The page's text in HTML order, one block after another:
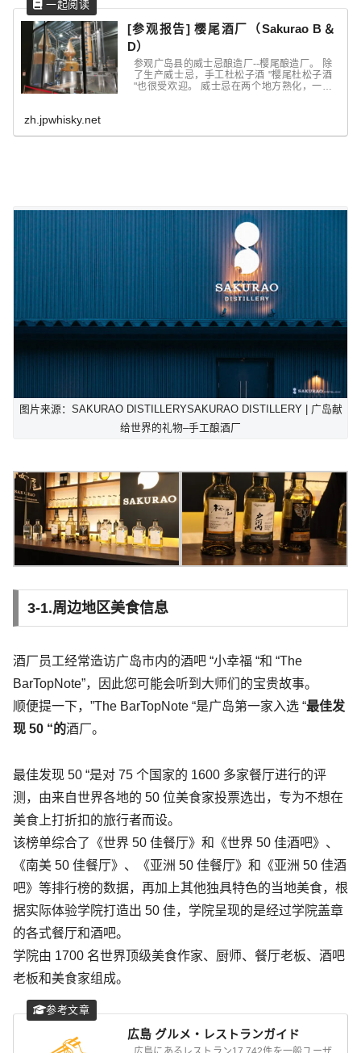
[参观报告] 樱尾酒厂（Sakurao B＆
D）
参观广岛县的威士忌酿造厂--樱尾酿造厂。 除
了生产威士忌，手工杜松子酒 "樱尾杜松子酒
"也很受欢迎。 威士忌在两个地方熟化，一个
zh.jpwhisky.net
图片来源：SAKURAO DISTILLERYSAKURAO DISTILLERY | 广岛献
给世界的礼物–手工酿酒厂
3-1.周边地区美食信息
酒厂员工经常造访广岛市内的酒吧 “小幸福 “和 “The
BarTopNote”，因此您可能会听到大师们的宝贵故事。
顺便提一下，”The BarTopNote “是广岛第一家入选 “最佳发
现 50 “的酒厂。
最佳发现 50 “是对 75 个国家的 1600 多家餐厅进行的评
测，由来自世界各地的 50 位美食家投票选出，专为不想在
美食上打折扣的旅行者而设。
该榜单综合了《世界 50 佳餐厅》和《世界 50 佳酒吧》、
《南美 50 佳餐厅》、《亚洲 50 佳餐厅》和《亚洲 50 佳酒
吧》等排行榜的数据，再加上其他独具特色的当地美食，根
据实际体验学院打造出 50 佳，学院呈现的是经过学院盖章
的各式餐厅和酒吧。
学院由 1700 名世界顶级美食作家、厨师、餐厅老板、酒吧
老板和美食家组成。
広島 グルメ・レストランガイド